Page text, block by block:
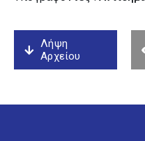
Λήψη
Αρχείου